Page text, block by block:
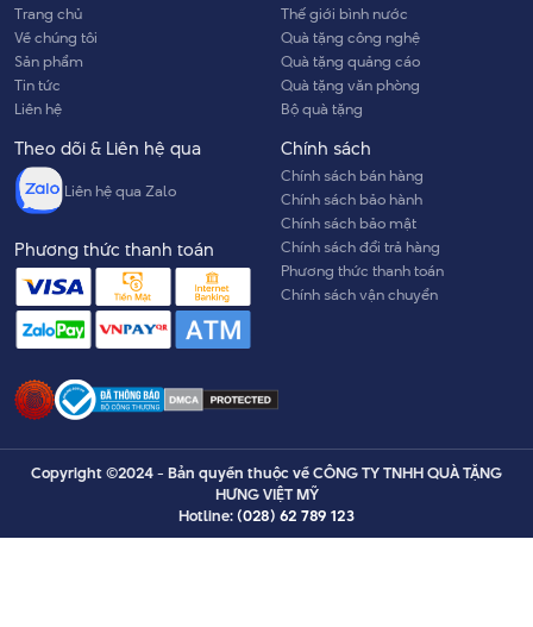
Trang chủ
Về chúng tôi
Sản phẩm
Tin tức
Liên hệ
Thế giới bình nước
Quà tặng công nghệ
Quà tặng quảng cáo
Quà tặng văn phòng
Bộ quà tặng
Chính sách
Chính sách bán hàng
Chính sách bảo hành
Chính sách bảo mật
Chính sách đổi trả hàng
Phương thức thanh toán
Chính sách vận chuyển
Theo dõi & Liên hệ qua
Liên hệ qua Zalo
Phương thức thanh toán
Copyright ©2024 - Bản quyền thuộc về CÔNG TY TNHH QUÀ TẶNG
HƯNG VIỆT MỸ
Hotline:(028) 62 789 123